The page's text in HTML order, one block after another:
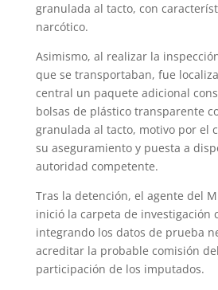
granulada al tacto, con
narcótico.
Asimismo, al realizar la
que se transportaban, fue
central un paquete adicional
bolsas de plástico transparente
granulada al tacto, motivo por el
su aseguramiento y puesta a
autoridad competente.
Tras la detención, el agente del
inició la carpeta de investigación
integrando los datos de prueba
acreditar la probable comisión
participación de los imputados.